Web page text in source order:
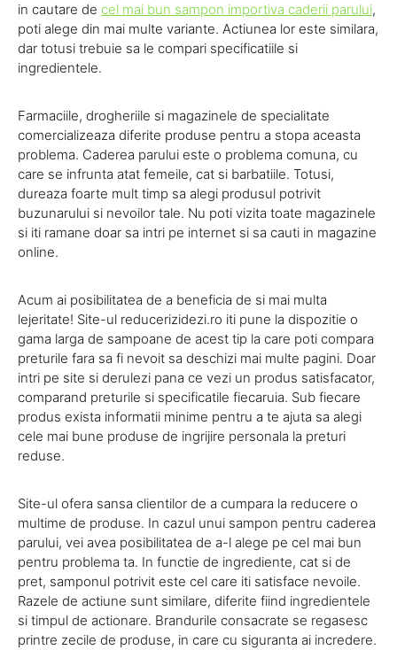
in cautare de cel mai bun sampon importiva caderii parului,
poti alege din mai multe variante. Actiunea lor este similara,
dar totusi trebuie sa le compari specificatiile si
ingredientele.
Farmaciile, drogheriile si magazinele de specialitate
comercializeaza diferite produse pentru a stopa aceasta
problema. Caderea parului este o problema comuna, cu
care se infrunta atat femeile, cat si barbatiile. Totusi,
dureaza foarte mult timp sa alegi produsul potrivit
buzunarului si nevoilor tale. Nu poti vizita toate magazinele
si iti ramane doar sa intri pe internet si sa cauti in magazine
online.
Acum ai posibilitatea de a beneficia de si mai multa
lejeritate! Site-ul reducerizidezi.ro iti pune la dispozitie o
gama larga de sampoane de acest tip la care poti compara
preturile fara sa fi nevoit sa deschizi mai multe pagini. Doar
intri pe site si derulezi pana ce vezi un produs satisfacator,
comparand preturile si specificatile fiecaruia. Sub fiecare
produs exista informatii minime pentru a te ajuta sa alegi
cele mai bune produse de ingrijire personala la preturi
reduse.
Site-ul ofera sansa clientilor de a cumpara la reducere o
multime de produse. In cazul unui sampon pentru caderea
parului, vei avea posibilitatea de a-l alege pe cel mai bun
pentru problema ta. In functie de ingrediente, cat si de
pret, samponul potrivit este cel care iti satisface nevoile.
Razele de actiune sunt similare, diferite fiind ingredientele
si timpul de actionare. Brandurile consacrate se regasesc
printre zecile de produse, in care cu siguranta ai incredere.